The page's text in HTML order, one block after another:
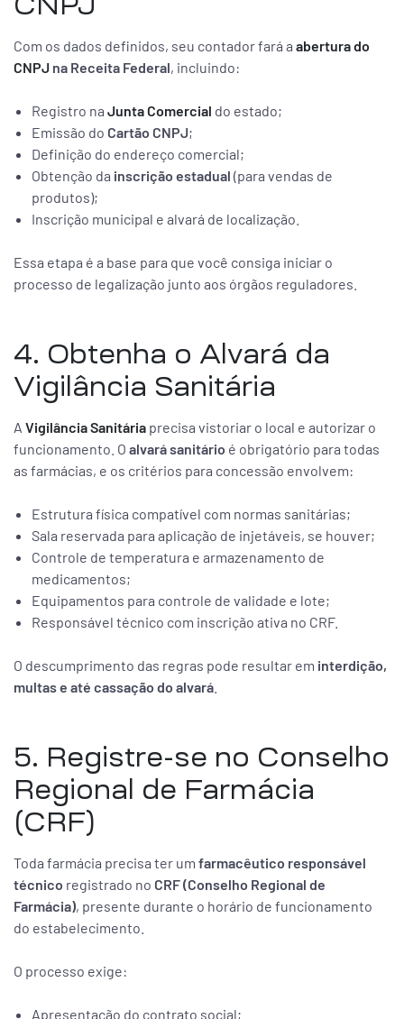
Com os dados definidos, seu contador fará a abertura do
CNPJ na Receita Federal, incluindo:
Registro na Junta Comercial do estado;
Emissão do Cartão CNPJ;
Definição do endereço comercial;
Obtenção da inscrição estadual (para vendas de
produtos);
Inscrição municipal e alvará de localização.
Essa etapa é a base para que você consiga iniciar o
processo de legalização junto aos órgãos reguladores.
4. Obtenha o Alvará da
Vigilância Sanitária
A Vigilância Sanitária precisa vistoriar o local e autorizar o
funcionamento. O alvará sanitário é obrigatório para todas
as farmácias, e os critérios para concessão envolvem:
Estrutura física compatível com normas sanitárias;
Sala reservada para aplicação de injetáveis, se houver;
Controle de temperatura e armazenamento de
medicamentos;
Equipamentos para controle de validade e lote;
Responsável técnico com inscrição ativa no CRF.
O descumprimento das regras pode resultar em interdição,
multas e até cassação do alvará
5. Registre-se no Conselho
Regional de Farmácia
(CRF)
Toda farmácia precisa ter um farmacêutico responsável
técnico registrado no CRF (Conselho Regional de
Farmácia), presente durante o horário de funcionamento
do estabelecimento.
O processo exige:
Apresentação do contrato social;